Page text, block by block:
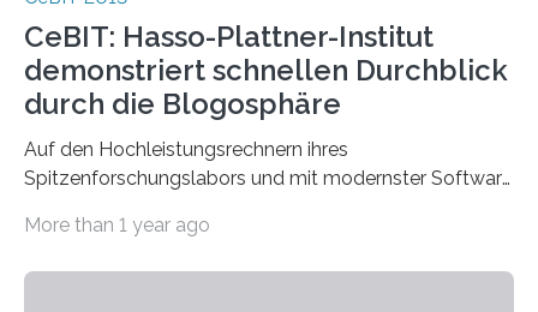
CeBIT: Hasso-Plattner-Institut
demonstriert schnellen Durchblick
durch die Blogosphäre
Auf den Hochleistungsrechnern ihres
Spitzenforschungslabors und mit modernster Software
sondern auch in…
More than 1 year ago